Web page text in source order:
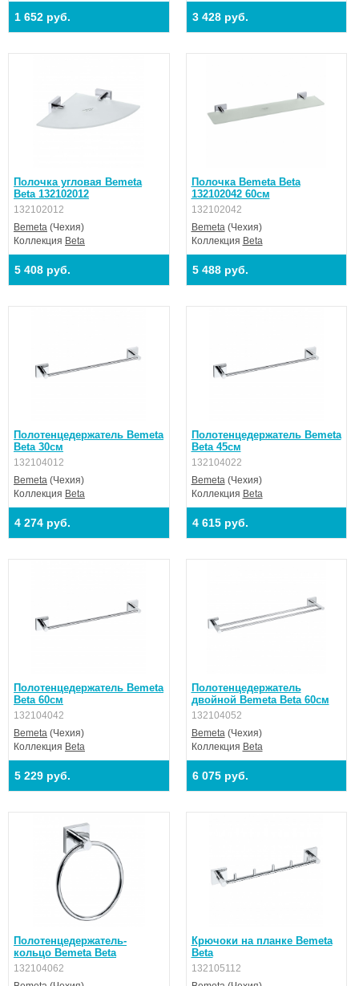
1 652 руб. 3 428 руб.
Полочка угловая Bemeta
Beta 132102012
132102012
Bemeta (Чехия)
Коллекция Beta
5 408 руб.
Полочка Bemeta Beta
132102042 60см
132102042
Bemeta(Чехия)
Коллекция Beta
5 488 руб.
Полотенцедержатель Bemeta
Beta 30см
132104012
Bemeta (Чехия)
Коллекция Beta
4 274 руб.
Полотенцедержатель Bemeta
Beta 45см
132104022
Bemeta(Чехия)
Коллекция Beta
4 615 руб.
Полотенцедержатель Bemeta
Beta 60см
132104042
Bemeta (Чехия)
Коллекция Beta
5 229 руб.
Полотенцедержатель
двойной Bemeta Beta 60см
132104052
Bemeta(Чехия)
Коллекция Beta
6 075 руб.
Полотенцедержатель-
кольцо Bemeta Beta
132104062
Крючоки на планке Bemeta
Beta
132105112